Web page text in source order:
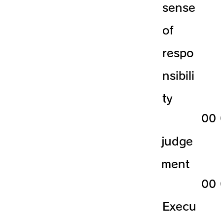
sense
of
respo
nsibili
ty
judge
ment
​00
Execu
​00